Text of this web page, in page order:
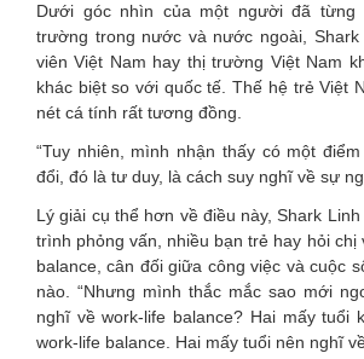
Dưới góc nhìn của một người đã
trường trong nước và nước ngoài, Shark
viên Việt Nam hay thị trường Việt Nam
khác biệt so với quốc tế. Thế hệ trẻ Việt
nét cá tính rất tương đồng.
“Tuy nhiên, mình nhận thấy có một
đổi, đó là tư duy, là cách suy nghĩ về sự
Lý giải cụ thể hơn về điều này, Shark
trình phỏng vấn, nhiều bạn trẻ hay hỏi chị
balance, cân đối giữa công việc và cuộc
nào. “Nhưng mình thắc mắc sao mới
nghĩ về work-life balance? Hai mấy tuổi
work-life balance. Hai mấy tuổi nên nghĩ